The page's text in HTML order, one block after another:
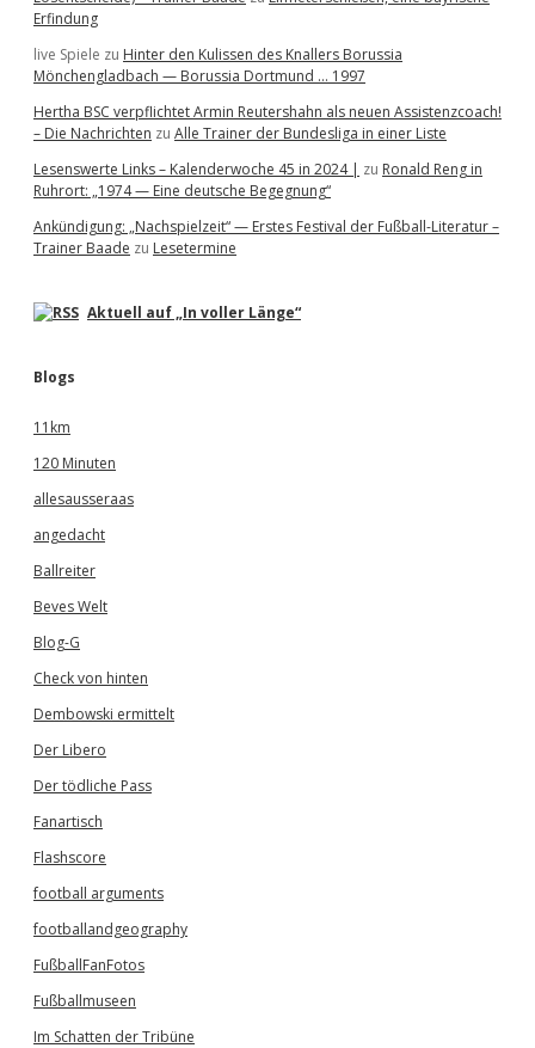
Erfindung
live Spiele zu Hinter den Kulissen des Knallers Borussia
Mönchengladbach — Borussia Dortmund … 1997
Hertha BSC verpflichtet Armin Reutershahn als neuen Assistenzcoach!
– Die Nachrichten zu Alle Trainer der Bundesliga in einer Liste
Lesenswerte Links – Kalenderwoche 45 in 2024 | zu Ronald Reng in
Ruhrort: „1974 — Eine deutsche Begegnung“
Ankündigung: „Nachspielzeit“ — Erstes Festival der Fußball-Literatur –
Trainer Baade zu Lesetermine
Aktuell auf „In voller Länge“
Blogs
11km
120 Minuten
allesausseraas
angedacht
Ballreiter
Beves Welt
Blog-G
Check von hinten
Dembowski ermittelt
Der Libero
Der tödliche Pass
Fanartisch
Flashscore
football arguments
footballandgeography
FußballFanFotos
Fußballmuseen
Im Schatten der Tribüne